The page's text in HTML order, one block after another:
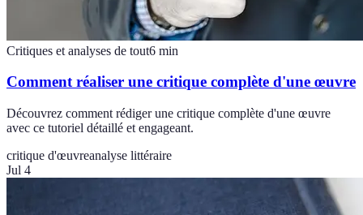
Critiques et analyses de tout6 min
Comment réaliser une critique complète d'une œuvre
Découvrez comment rédiger une critique complète d'une œuvre
avec ce tutoriel détaillé et engageant.
critique d'œuvreanalyse littéraire
Jul 4